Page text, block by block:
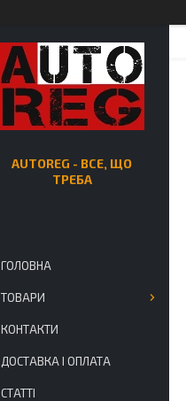
AUTOREG - ВСЕ, ЩО
ТРЕБА
ГОЛОВНА
ТОВАРИ
КОНТАКТИ
ДОСТАВКА І ОПЛАТА
СТАТТІ